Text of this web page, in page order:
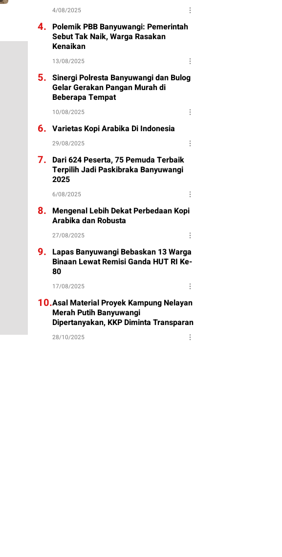
4/08/2025
4. Polemik PBB Banyuwangi: Pemerintah
Sebut Tak Naik, Warga Rasakan
Kenaikan
13/08/2025
5. Sinergi Polresta Banyuwangi dan Bulog
Gelar Gerakan Pangan Murah di
Beberapa Tempat
10/08/2025
6. Varietas Kopi Arabika Di Indonesia
29/08/2025
7. Dari 624 Peserta, 75 Pemuda Terbaik
Terpilih Jadi Paskibraka Banyuwangi
2025
6/08/2025
8. Mengenal Lebih Dekat Perbedaan Kopi
Arabika dan Robusta
27/08/2025
9. Lapas Banyuwangi Bebaskan 13 Warga
Binaan Lewat Remisi Ganda HUT RI Ke-
80
17/08/2025
10.Asal Material Proyek Kampung Nelayan
Merah Putih Banyuwangi
Dipertanyakan, KKP Diminta Transparan
28/10/2025